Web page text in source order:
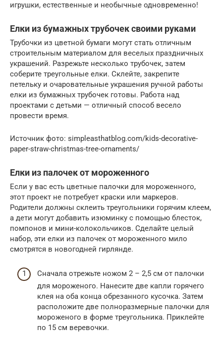
игрушки, естественные и необычные одновременно!
Елки из бумажных трубочек своими руками
Трубочки из цветной бумаги могут стать отличным
строительным материалом для веселых праздничных
украшений. Разрежьте несколько трубочек, затем
соберите треугольные елки. Склейте, закрепите
петельку и очаровательные украшения ручной работы
елки из бумажных трубочек готовы. Работа над
проектами с детьми — отличный способ весело
провести время.
Источник фото: simpleasthatblog.com/kids-decorative-
paper-straw-christmas-tree-ornaments/
Елки из палочек от мороженного
Если у вас есть цветные палочки для мороженного,
этот проект не потребует краски или маркеров.
Родители должны склеить треугольники горячим клеем,
а дети могут добавить изюминку с помощью блесток,
помпонов и мини-колокольчиков. Сделайте целый
набор, эти елки из палочек от мороженного мило
смотрятся в новогодней гирлянде.
Сначала отрежьте ножом 2 – 2,5 см от палочки
для мороженого. Нанесите две капли горячего
клея на оба конца обрезанного кусочка. Затем
расположите две полноразмерные палочки для
мороженого в форме треугольника. Приклейте
по 15 см веревочки.